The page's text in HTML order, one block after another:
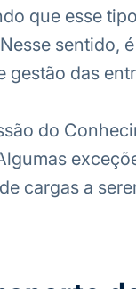
que esse
sentido,
gestão das
do
cargas a